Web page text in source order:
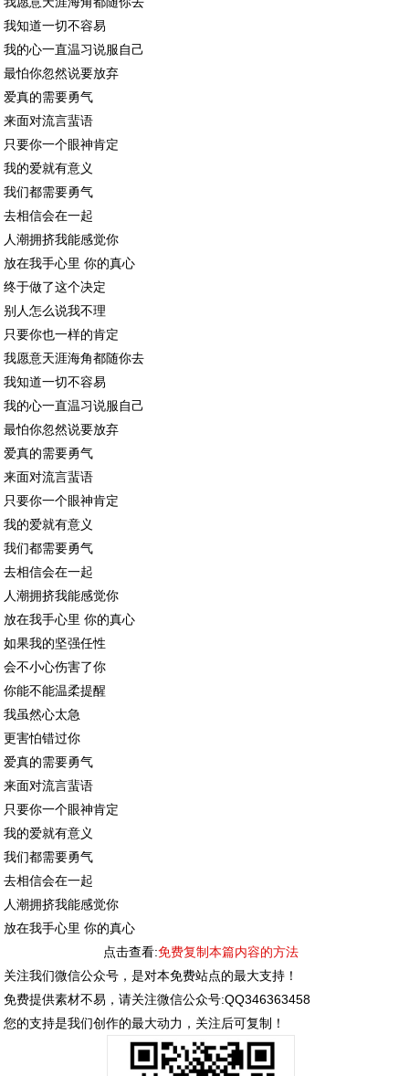
我知道一切不容易
我的心一直温习说服自己
最怕你忽然说要放弃
爱真的需要勇气
来面对流言蜚语
只要你一个眼神肯定
我的爱就有意义
我们都需要勇气
去相信会在一起
人潮拥挤我能感觉你
放在我手心里 你的真心
终于做了这个决定
别人怎么说我不理
只要你也一样的肯定
我愿意天涯海角都随你去
我知道一切不容易
我的心一直温习说服自己
最怕你忽然说要放弃
爱真的需要勇气
来面对流言蜚语
只要你一个眼神肯定
我的爱就有意义
我们都需要勇气
去相信会在一起
人潮拥挤我能感觉你
放在我手心里 你的真心
如果我的坚强任性
会不小心伤害了你
你能不能温柔提醒
我虽然心太急
更害怕错过你
爱真的需要勇气
来面对流言蜚语
只要你一个眼神肯定
我的爱就有意义
我们都需要勇气
去相信会在一起
人潮拥挤我能感觉你
放在我手心里 你的真心
点击查看:免费复制本篇内容的方法
关注我们微信公众号，是对本免费站点的最大支持！
免费提供素材不易，请关注微信公众号:QQ346363458
您的支持是我们创作的最大动力，关注后可复制！